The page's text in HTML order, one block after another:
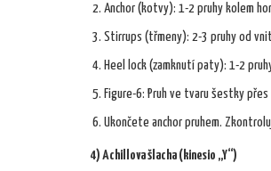
Anchor (kotvy): 1-2 pruhy kolem
Stirrups (třmeny): 2-3 pruhy od
Heel lock (zamknutí paty): 1-2
Figure-6: Pruh ve tvaru šestky
Ukončete anchor pruhem.
4) Achillova šlacha (kinesio „Y“)